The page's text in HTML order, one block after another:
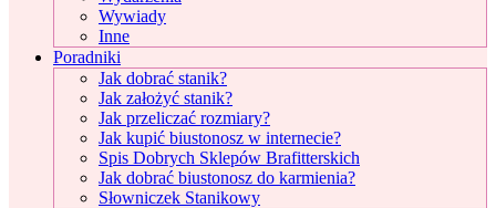
Wywiady
Inne
Poradniki
Jak dobrać stanik?
Jak założyć stanik?
Jak przeliczać rozmiary?
Jak kupić biustonosz w internecie?
Spis Dobrych Sklepów Brafitterskich
Jak dobrać biustonosz do karmienia?
Słowniczek Stanikowy